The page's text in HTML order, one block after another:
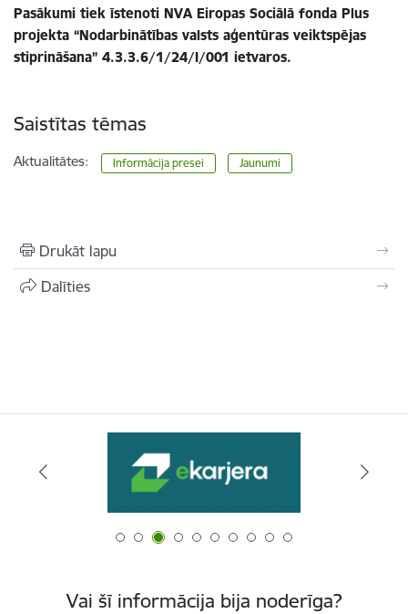
Pasākumi tiek īstenoti NVA Eiropas Sociālā fonda Plus
projekta “Nodarbinātības valsts aģentūras veiktspējas
stiprināšana” 4.3.3.6/1/24/I/001 ietvaros.
Saistītas tēmas
Aktualitātes: Informācija presei Jaunumi
Drukāt lapu
Dalīties
Vai šī informācija bija noderīga?